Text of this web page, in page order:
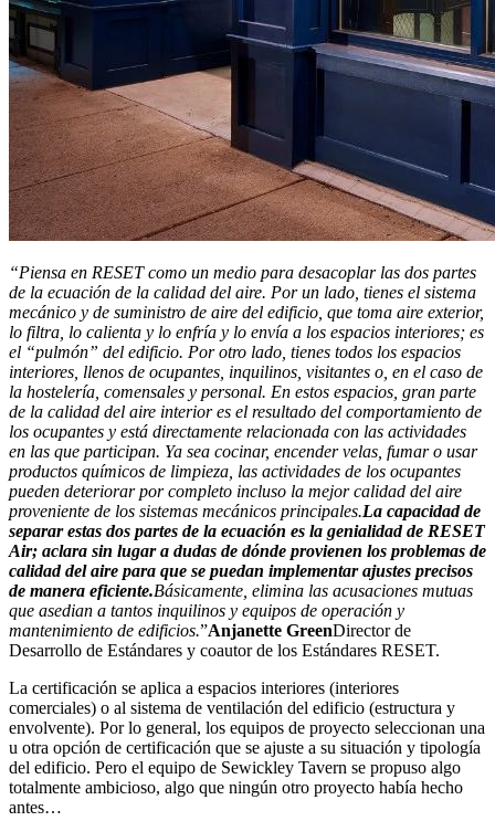
“Piensa en RESET como un medio para desacoplar las dos partes
de la ecuación de la calidad del aire. Por un lado, tienes el sistema
mecánico y de suministro de aire del edificio, que toma aire exterior,
lo filtra, lo calienta y lo enfría y lo envía a los espacios interiores; es
el “pulmón” del edificio. Por otro lado, tienes todos los espacios
interiores, llenos de ocupantes, inquilinos, visitantes o, en el caso de
la hostelería, comensales y personal. En estos espacios, gran parte
de la calidad del aire interior es el resultado del comportamiento de
los ocupantes y está directamente relacionada con las actividades
en las que participan. Ya sea cocinar, encender velas, fumar o usar
productos químicos de limpieza, las actividades de los ocupantes
pueden deteriorar por completo incluso la mejor calidad del aire
proveniente de los sistemas mecánicos principales.La capacidad de
separar estas dos partes de la ecuación es la genialidad de RESET
Air; aclara sin lugar a dudas de dónde provienen los problemas de
calidad del aire para que se puedan implementar ajustes precisos
de manera eficiente.Básicamente, elimina las acusaciones mutuas
que asedian a tantos inquilinos y equipos de operación y
mantenimiento de edificios.”Anjanette GreenDirector de
Desarrollo de Estándares y coautor de los Estándares RESET.
La certificación se aplica a espacios interiores (interiores
comerciales) o al sistema de ventilación del edificio (estructura y
envolvente). Por lo general, los equipos de proyecto seleccionan una
u otra opción de certificación que se ajuste a su situación y tipología
del edificio. Pero el equipo de Sewickley Tavern se propuso algo
totalmente ambicioso, algo que ningún otro proyecto había hecho
antes…